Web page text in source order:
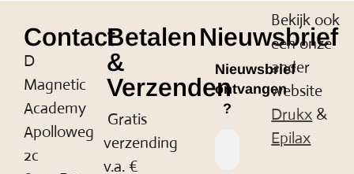
Contact
D
Magnetic
Academy
Apolloweg
2c
Betalen
&
Verzenden
Gratis
verzending
v.a. €
Nieuwsbrief
Nieuwsbrief
ontvangen
?
Bekijk ook
een onze
ander
website
Drukx &
Epilax